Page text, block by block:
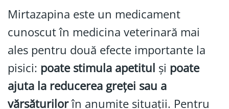
Mirtazapina este un medicament
cunoscut în medicina veterinară mai
ales pentru două efecte importante la
pisici: poate stimula apetitul și poate
ajuta la reducerea greței sau a
vărsăturilorîn anumite situații. Pentru